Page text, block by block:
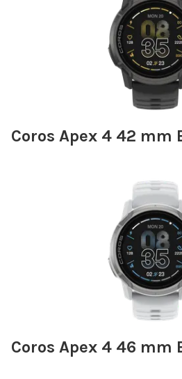
Coros Apex 4 42 mm
Coros Apex 4 46 mm